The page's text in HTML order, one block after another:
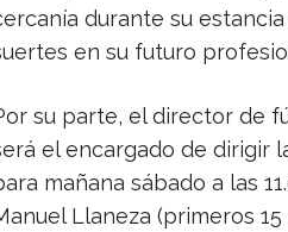
durante su
en su futuro
su parte, el director de
el encargado de dirigir
mañana sábado a las
Llaneza (primeros